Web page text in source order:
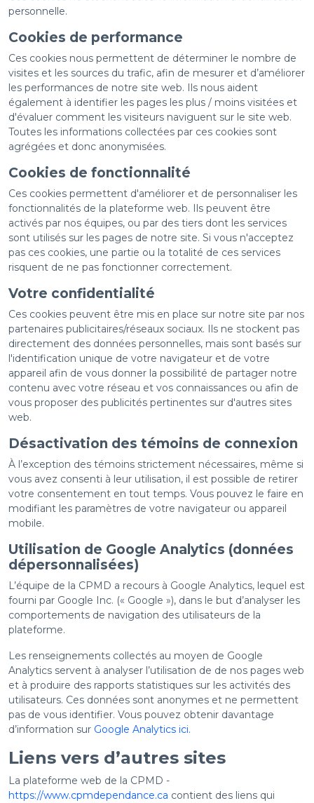
personnelle.
Cookies de performance
Ces cookies nous permettent de déterminer le nombre de
visites et les sources du trafic, afin de mesurer et d’améliorer
les performances de notre site web. Ils nous aident
également à identifier les pages les plus / moins visitées et
d'évaluer comment les visiteurs naviguent sur le site web.
Toutes les informations collectées par ces cookies sont
agrégées et donc anonymisées.
Cookies de fonctionnalité
Ces cookies permettent d'améliorer et de personnaliser les
fonctionnalités de la plateforme web. Ils peuvent être
activés par nos équipes, ou par des tiers dont les services
sont utilisés sur les pages de notre site. Si vous n'acceptez
pas ces cookies, une partie ou la totalité de ces services
risquent de ne pas fonctionner correctement.
Votre confidentialité
Ces cookies peuvent être mis en place sur notre site par nos
partenaires publicitaires/réseaux sociaux. Ils ne stockent pas
directement des données personnelles, mais sont basés sur
l'identification unique de votre navigateur et de votre
appareil afin de vous donner la possibilité de partager notre
contenu avec votre réseau et vos connaissances ou afin de
vous proposer des publicités pertinentes sur d'autres sites
web.
Désactivation des témoins de connexion
À l’exception des témoins strictement nécessaires, même si
vous avez consenti à leur utilisation, il est possible de retirer
votre consentement en tout temps. Vous pouvez le faire en
modifiant les paramètres de votre navigateur ou appareil
mobile.
Utilisation de Google Analytics (données
dépersonnalisées)
L’équipe de la CPMD a recours à Google Analytics, lequel est
fourni par Google Inc. (« Google »), dans le but d’analyser les
comportements de navigation des utilisateurs de la
plateforme.
Les renseignements collectés au moyen de Google
Analytics servent à analyser l’utilisation de de nos pages web
et à produire des rapports statistiques sur les activités des
utilisateurs. Ces données sont anonymes et ne permettent
pas de vous identifier. Vous pouvez obtenir davantage
d’information sur Google Analytics ici.
Liens vers d’autres sites
La plateforme web de la CPMD -
https://www.cpmdependance.ca contient des liens qui